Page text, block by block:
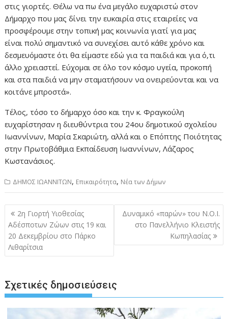
στις γιορτές. Θέλω να πω ένα μεγάλο ευχαριστώ στον
Δήμαρχο που μας δίνει την ευκαιρία στις εταιρείες να
προσφέρουμε στην τοπική μας κοινωνία γιατί για μας
είναι πολύ σημαντικό να συνεχίσει αυτό κάθε χρόνο και
δεσμευόμαστε ότι θα είμαστε εδώ για τα παιδιά και για ό,τι
άλλο χρειαστεί. Εύχομαι σε όλο τον κόσμο υγεία, προκοπή
και στα παιδιά να μην σταματήσουν να ονειρεύονται και να
κοιτάνε μπροστά».
Τέλος, τόσο το δήμαρχο όσο και την κ. Φραγκούλη
ευχαρίστησαν η διευθύντρια του 24ου δημοτικού σχολείου
Ιωαννίνων, Μαρία Σκαριώτη, αλλά και ο Επόπτης Ποιότητας
στην Πρωτοβάθμια Εκπαίδευση Ιωαννίνων, Λάζαρος
Κωστανάσιος.
ΔΗΜΟΣ ΙΩΑΝΝΙΤΩΝ, Επικαιρότητα, Νέα των Δήμων
Πλοήγηση
άρθρων
2η Γιορτή Υιοθεσίας
Αδέσποτων Ζώων στις 19 και
20 Δεκεμβρίου στο Πάρκο
Λιθαρίτσια
Δυναμικό «παρών» του Ν.Ο.Ι.
στο Πανελλήνιο Κλειστής
Κωπηλασίας
Σχετικές δημοσιεύσεις